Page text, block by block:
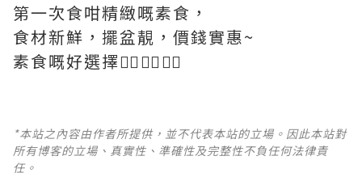
第一次食咁精緻嘅素食，
食材新鮮，擺盆靚，價錢實惠~
素食嘅好選擇👍🏽👍🏽👍🏽
*本站之內容由作者所提供，並不代表本站的立場。因此本站對
所有博客的立場、真實性、準確性及完整性不負任何法律責
任。